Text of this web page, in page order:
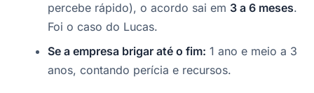
percebe rápido), o acordo sai em 3 a 6 meses.
Foi o caso do Lucas.
Se a empresa brigar até o fim: 1 ano e meio a 3
anos, contando perícia e recursos.